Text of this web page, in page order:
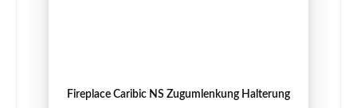
Fireplace Caribic NS Zugumlenkung Halterung